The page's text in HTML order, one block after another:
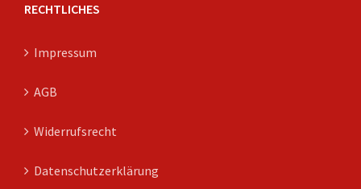
RECHTLICHES
Impressum
AGB
Widerrufsrecht
Datenschutzerklärung